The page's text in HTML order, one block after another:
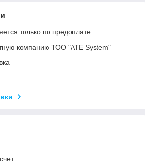
только по предоплате.
компанию ТОО "ATE System"